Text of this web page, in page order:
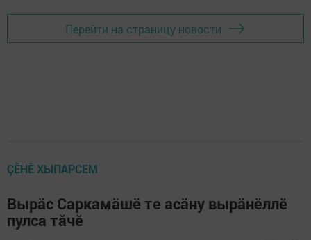
Перейти на страницу новости
ÇӖНӖ ХЫПАРСЕМ
Вырăс Саркамăшӗ те асăну вырăнӗллӗ
пулса тăчӗ